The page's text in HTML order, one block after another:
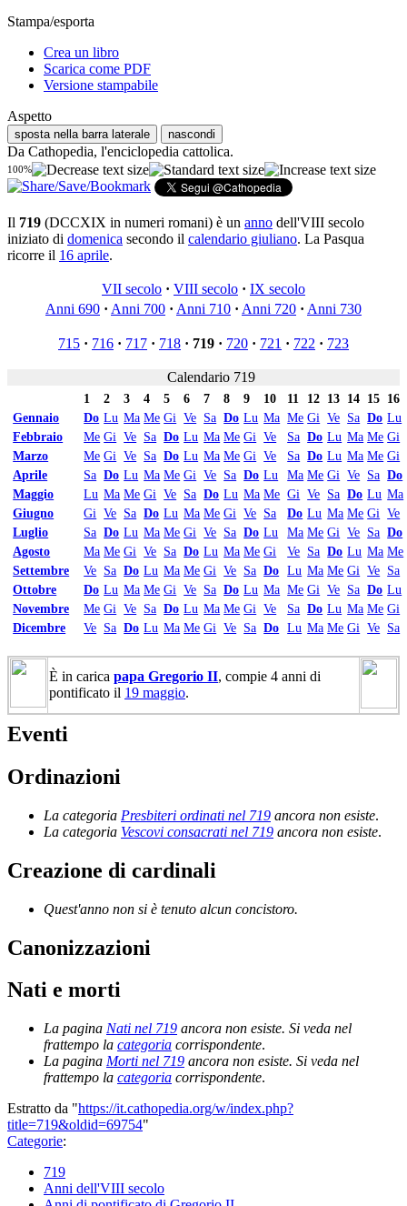
Stampa/esporta
Crea un libro
Scarica come PDF
Versione stampabile
Aspetto
sposta nella barra laterale nascondi
Da Cathopedia, l'enciclopedia cattolica.
100%
Il 719 (DCCXIX in numeri romani) è un anno dell'VIII secolo
iniziato di domenica secondo il calendario giuliano. La Pasqua
ricorre il 16 aprile.
VII secolo · VIII secolo · IX secolo
Anni 690 · Anni 700 · Anni 710 · Anni 720 · Anni 730
715 · 716 · 717 · 718 · 719 · 720 · 721 · 722 · 723
Calendario 719
1 2 3 4 5 6 7 8 9 10 11 12 13 14 15 16
Gennaio
Do Lu Ma Me Gi Ve Sa Do Lu Ma Me Gi Ve Sa Do Lu
Febbraio
Me Gi Ve Sa Do Lu Ma Me Gi Ve Sa Do Lu Ma Me Gi
Marzo
Me Gi Ve Sa Do Lu Ma Me Gi Ve Sa Do Lu Ma Me Gi
Aprile
Sa Do Lu Ma Me Gi Ve Sa Do Lu Ma Me Gi Ve Sa Do
Maggio
Lu Ma Me Gi Ve Sa Do Lu Ma Me Gi Ve Sa Do Lu Ma
Giugno
Gi Ve Sa Do Lu Ma Me Gi Ve Sa Do Lu Ma Me Gi Ve
Luglio
Sa Do Lu Ma Me Gi Ve Sa Do Lu Ma Me Gi Ve Sa Do
Agosto
Ma Me Gi Ve Sa Do Lu Ma Me Gi Ve Sa Do Lu Ma Me
Settembre
Ve Sa Do Lu Ma Me Gi Ve Sa Do Lu Ma Me Gi Ve Sa
Ottobre
Do Lu Ma Me Gi Ve Sa Do Lu Ma Me Gi Ve Sa Do Lu
Novembre
Me Gi Ve Sa Do Lu Ma Me Gi Ve Sa Do Lu Ma Me Gi
Dicembre
Ve Sa Do Lu Ma Me Gi Ve Sa Do Lu Ma Me Gi Ve Sa
È in carica papa Gregorio II, compie 4 anni di
pontificato il 19 maggio.
Eventi
Ordinazioni
La categoria Presbiteri ordinati nel 719 ancora non esiste.
La categoria Vescovi consacrati nel 719 ancora non esiste.
Creazione di cardinali
Quest'anno non si è tenuto alcun concistoro.
Canonizzazioni
Nati e morti
La pagina Nati nel 719 ancora non esiste. Si veda nel
frattempo la categoria corrispondente.
La pagina Morti nel 719 ancora non esiste. Si veda nel
frattempo la categoria corrispondente.
Estratto da "https://it.cathopedia.org/w/index.php?
title=719&oldid=69754"
Categorie:
719
Anni dell'VIII secolo